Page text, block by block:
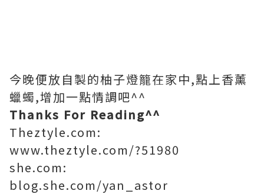
今晚便放自製的柚子燈籠在家中,點上香薰
蠟蠋,增加一點情調吧^^
Thanks For Reading^^
Theztyle.com:
www.theztyle.com/?51980
she.com:
blog.she.com/yan_astor